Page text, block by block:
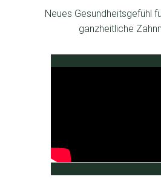
Neues Gesundheitsgefühl
ganzheitliche